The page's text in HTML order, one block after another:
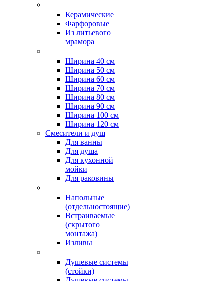
Керамические
Фарфоровые
Из литьевого
мрамора
Ширина 40 см
Ширина 50 см
Ширина 60 см
Ширина 70 см
Ширина 80 см
Ширина 90 см
Ширина 100 см
Ширина 120 см
Смесители и душ
Для ванны
Для душа
Для кухонной
мойки
Для раковины
Напольные
(отдельностоящие)
Встраиваемые
(скрытого
монтажа)
Изливы
Душевые системы
(стойки)